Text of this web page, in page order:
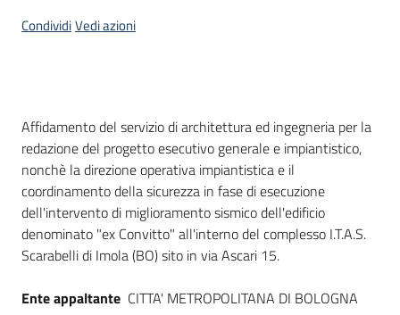
CondividiVedi azioni
Dati del bando
Affidamento del servizio di architettura ed ingegneria per la
redazione del progetto esecutivo generale e impiantistico,
nonchè la direzione operativa impiantistica e il
coordinamento della sicurezza in fase di esecuzione
dell'intervento di miglioramento sismico dell'edificio
denominato "ex Convitto" all'interno del complesso I.T.A.S.
Scarabelli di Imola (BO) sito in via Ascari 15.
Ente appaltante CITTA' METROPOLITANA DI BOLOGNA